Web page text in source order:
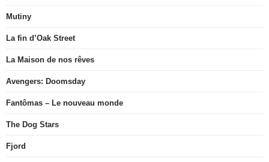
Mutiny
La fin d’Oak Street
La Maison de nos rêves
Avengers: Doomsday
Fantômas – Le nouveau monde
The Dog Stars
Fjord